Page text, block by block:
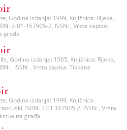
Godina izdanja: 1999, Knjižnica: Rijeka,
2-01-167905-2, ISSN: , Vrsta zapisa:
građa
Godina izdanja: 1965, Knjižnica: Rijeka,
, ISSN: , Vrsta zapisa: Tiskana
Godina izdanja: 1999, Knjižnica:
ISBN: 2.01.167905.2, ISSN: , Vrsta
građa